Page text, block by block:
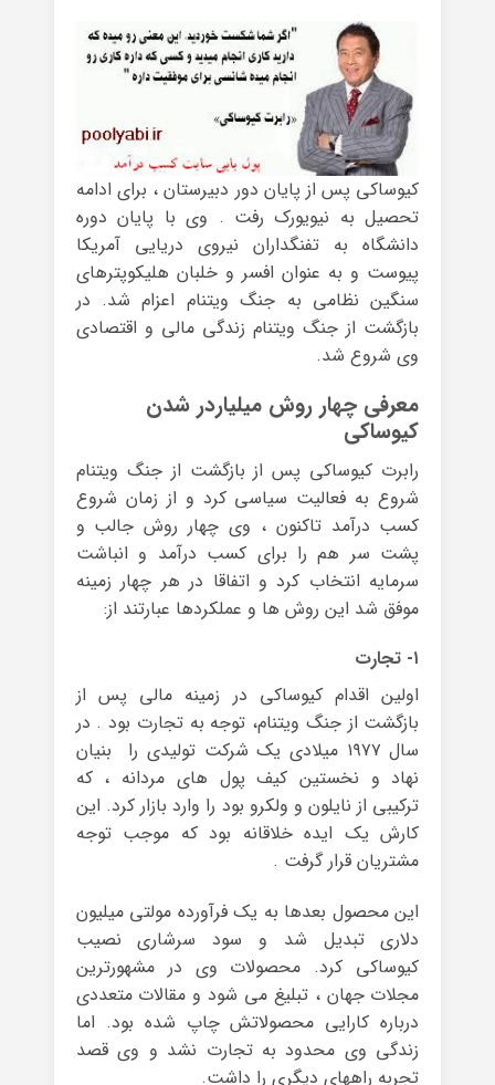
کیوساکی پس از پایان دور دبیرستان ، برای ادامه
تحصیل به نیویورک رفت . وی با پایان دوره
دانشگاه به تفنگداران نیروی دریایی آمریکا
پیوست و به عنوان افسر و خلبان هلیکوپترهای
سنگین نظامی به جنگ ویتنام اعزام شد. در
بازگشت از جنگ ویتنام زندگی مالی و اقتصادی
وی شروع شد.
معرفی چهار روش میلیاردر شدن
کیوساکی
رابرت کیوساکی پس از بازگشت از جنگ ویتنام
شروع به فعالیت سیاسی کرد و از زمان شروع
کسب درآمد تاکنون ، وی چهار روش جالب و
پشت سر هم را برای کسب درآمد و انباشت
سرمایه انتخاب کرد و اتفاقا در هر چهار زمینه
موفق شد این روش ها و عملکردها عبارتند از:
۱- تجارت
اولین اقدام کیوساکی در زمینه مالی پس از
بازگشت از جنگ ویتنام، توجه به تجارت بود . در
سال ۱۹۷۷ میلادی یک شرکت تولیدی را بنیان
نهاد و نخستین کیف پول های مردانه ، که
ترکیبی از نایلون و ولکرو بود را وارد بازار کرد. این
کارش یک ایده خلاقانه بود که موجب توجه
مشتریان قرار گرفت .
این محصول بعدها به یک فرآورده مولتی میلیون
دلاری تبدیل شد و سود سرشاری نصیب
کیوساکی کرد. محصولات وی در مشهورترین
مجلات جهان ، تبلیغ می شود و مقالات متعددی
درباره کارایی محصولاتش چاپ شده بود. اما
زندگی وی محدود به تجارت نشد و وی قصد
تجربه راههای دیگری را داشت.